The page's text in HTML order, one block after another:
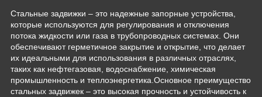
Стальные задвижки – это надежные запорные устройства,
которые используются для регулирования и отключения
потока жидкости или газа в трубопроводных системах. Они
обеспечивают герметичное закрытие и открытие, что делает
их идеальными для использования в различных отраслях,
таких как нефтегазовая, водоснабжение, химическая
промышленность и теплоэнергетика.Основное преимущество
стальных задвижек – это высокая прочность и устойчивость к